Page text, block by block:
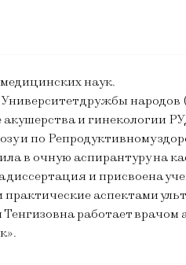
наук.
дружбы
акушерства и
и по Репродуктивному
в очную аспирантуру на
и присвоена
аспектами
работает